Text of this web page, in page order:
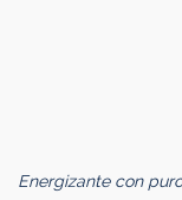
Energizante con